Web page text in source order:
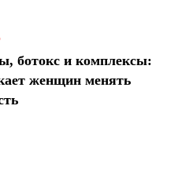
ботокс и комплексы:
женщин менять